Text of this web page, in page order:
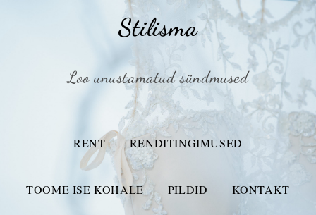
Stilisma
Loo unustamatud sündmused
RENT RENDITINGIMUSED
TOOME ISE KOHALE PILDID KONTAKT